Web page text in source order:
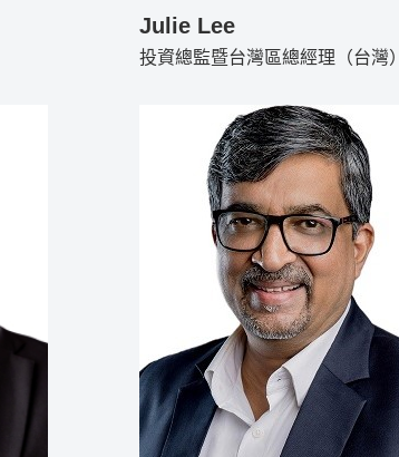
Julie Lee
投資總監暨台灣區總經理（台灣）